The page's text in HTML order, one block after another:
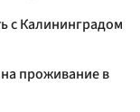
с Калининградом
проживание в